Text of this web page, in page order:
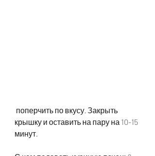
крышку и оставить на пару на 10-15
минут.